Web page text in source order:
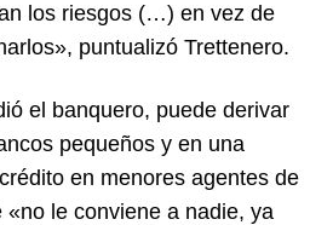
los riesgos (…) en vez de
puntualizó Trettenero.
el banquero, puede derivar
pequeños y en una
en menores agentes de
«no le conviene a nadie, ya